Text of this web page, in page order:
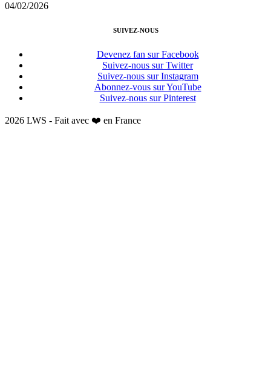
04/02/2026
SUIVEZ-NOUS
Devenez fan sur Facebook
Suivez-nous sur Twitter
Suivez-nous sur Instagram
Abonnez-vous sur YouTube
Suivez-nous sur Pinterest
2026 LWS - Fait avec ❤️ en France